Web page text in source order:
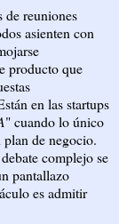
de reuniones
asienten con
producto que
en las startups
" cuando lo único
de negocio.
complejo se
pantallazo
es admitir